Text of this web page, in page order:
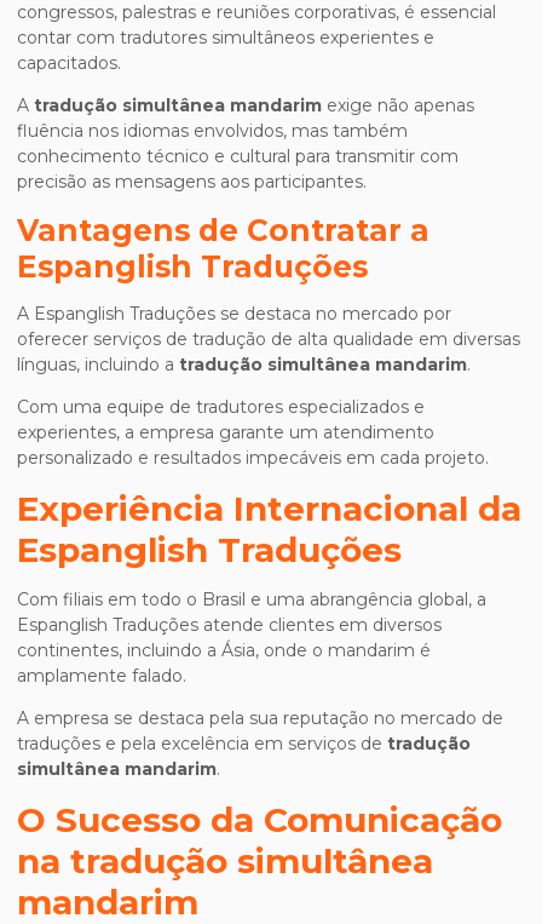
congressos, palestras e reuniões corporativas, é essencial
contar com tradutores simultâneos experientes e
capacitados.
A tradução simultânea mandarim exige não apenas
fluência nos idiomas envolvidos, mas também
conhecimento técnico e cultural para transmitir com
precisão as mensagens aos participantes.
Vantagens de Contratar a
Espanglish Traduções
A Espanglish Traduções se destaca no mercado por
oferecer serviços de tradução de alta qualidade em diversas
línguas, incluindo a tradução simultânea mandarim.
Com uma equipe de tradutores especializados e
experientes, a empresa garante um atendimento
personalizado e resultados impecáveis em cada projeto.
Experiência Internacional da
Espanglish Traduções
Com filiais em todo o Brasil e uma abrangência global, a
Espanglish Traduções atende clientes em diversos
continentes, incluindo a Ásia, onde o mandarim é
amplamente falado.
A empresa se destaca pela sua reputação no mercado de
traduções e pela excelência em serviços de tradução
simultânea mandarim.
O Sucesso da Comunicação
na tradução simultânea
mandarim